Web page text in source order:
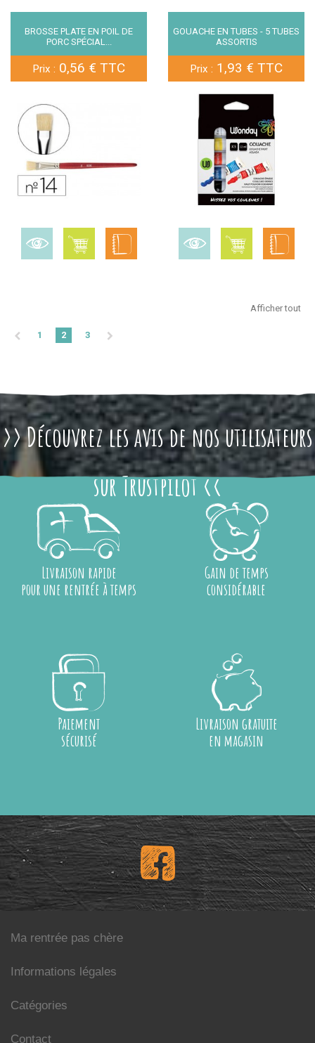
BROSSE PLATE EN POIL DE
PORC SPÉCIAL...
Prix : 0,56 € TTC
GOUACHE EN TUBES - 5 TUBES
ASSORTIS
Prix : 1,93 € TTC
Afficher tout
1 2 3
>> Découvrez les avis de nos utilisateurs
sur Trustpilot <<
Livraison rapide
pour une rentrée à temps
Gain de temps
considérable
Paiement
sécurisé
Livraison gratuite
en magasin
Ma rentrée pas chère
Informations légales
Catégories
Contact